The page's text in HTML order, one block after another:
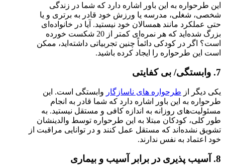
این طرحواره به این باور اشاره دارد که شما در زندگی
شخصی، شغلی، مدرسه یا ورزش خود قادر به برتری و یا
حتی عملکرد مانند همسالان خود نیستید. آیا در خانواده‌ای
بزرگ شده‌اید که هر نمره‌ای کمتر از 20 شکست خورده
است؟ اگر در کودکی دائماً چنین تجربیاتی داشته‌اید، ممکن
است این طرحواره را ایجاد کرده باشید.
7. وابستگی/ بی کفایتی
یکی دیگر از طرحواره های ناسازگار وابستگی است. این
طرحواره به این باور اشاره دارد که شما قادر به انجام
مسئولیت‌های روزانه به اندازه کافی و مستقل نیستید. به
طور کلی، کودکان مبتلا به این طرحواره توسط والدینشان
تشویق ‌نشده‌اند که مستقل عمل کنند و در توانایی مراقبت از
خود اعتماد به نفس ندارند.
8. آسیب پذیری در برابر آسیب و بیماری